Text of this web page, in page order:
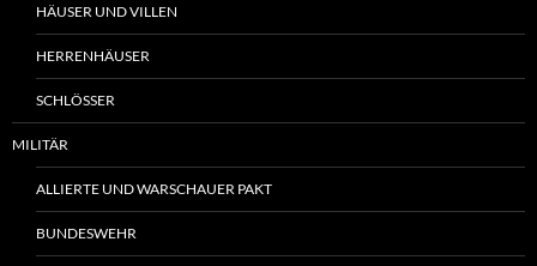
HÄUSER UND VILLEN
HERRENHÄUSER
SCHLÖSSER
MILITÄR
ALLIERTE UND WARSCHAUER PAKT
BUNDESWEHR